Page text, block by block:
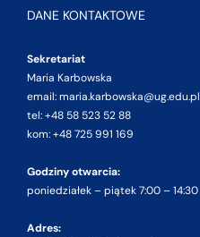
DANE KONTAKTOWE
Sekretariat
Maria Karbowska
email: maria.karbowska@ug.edu.pl
tel: +48 58 523 52 88
kom: +48 725 991 169
Godziny otwarcia:
poniedziałek – piątek 7:00 – 14:30
Adres: